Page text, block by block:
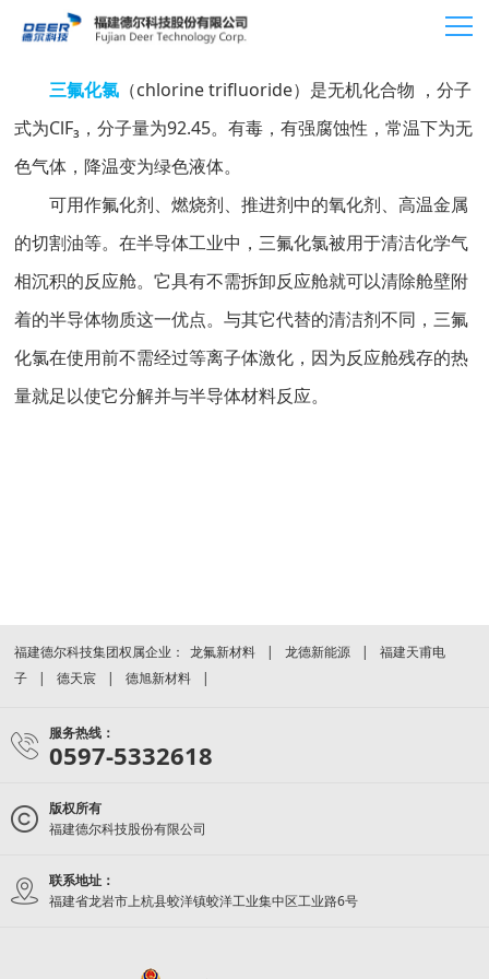
三氟化氯 （chlorine trifluoride）是无机化合物 ，分子
式为ClF₃，分子量为92.45。有毒，有强腐蚀性，常温下为无
色气体，降温变为绿色液体。
可用作氟化剂、燃烧剂、推进剂中的氧化剂、高温金属
的切割油等。在半导体工业中，三氟化氯被用于清洁化学气
相沉积的反应舱。它具有不需拆卸反应舱就可以清除舱壁附
着的半导体物质这一优点。与其它代替的清洁剂不同，三氟
化氯在使用前不需经过等离子体激化，因为反应舱残存的热
量就足以使它分解并与半导体材料反应。
福建德尔科技集团权属企业： 龙氟新材料 龙德新能源
福建天甫电
子
德天宸 德旭新材料
服务热线：
0597-5332618
版权所有
福建德尔科技股份有限公司
联系地址：
福建省龙岩市上杭县蛟洋镇蛟洋工业集中区工业路6号